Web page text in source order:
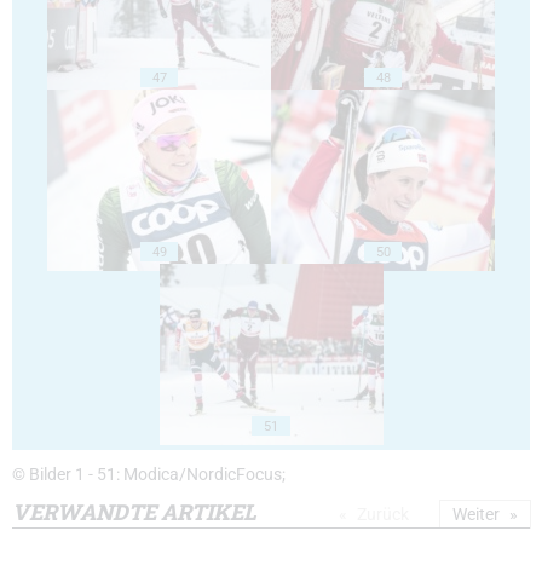
47 48
49 50
51
© Bilder 1 - 51: Modica/NordicFocus;
VERWANDTE ARTIKEL Weiter